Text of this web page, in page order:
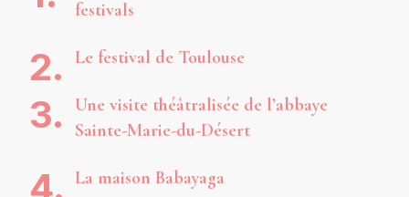
festivals
Le festival de Toulouse
Une visite théâtralisée de l’abbaye
Sainte-Marie-du-Désert
La maison Babayaga